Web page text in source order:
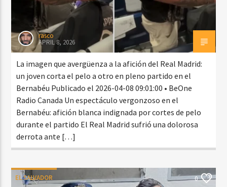
rasco
APRIL 8, 2026
La imagen que avergüenza a la afición del Real Madrid:
un joven corta el pelo a otro en pleno partido en el
Bernabéu Publicado el 2026-04-08 09:01:00 • BeOne
Radio Canada Un espectáculo vergonzoso en el
Bernabéu: afición blanca indignada por cortes de pelo
durante el partido El Real Madrid sufrió una dolorosa
derrota ante […]
EL SALVADOR 0